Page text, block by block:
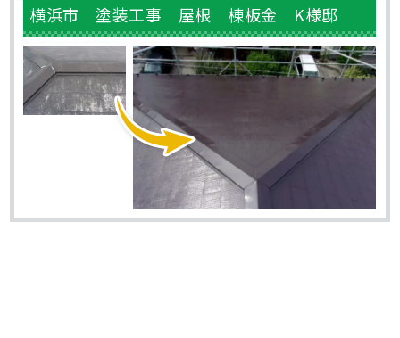
横浜市 塗装工事 屋根 棟板金 K様邸